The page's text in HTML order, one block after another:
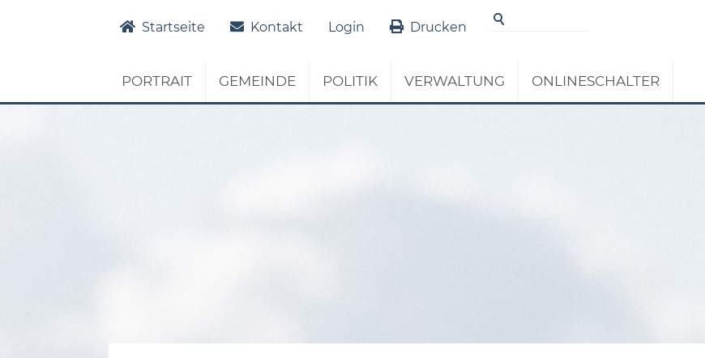
Startseite Kontakt Login Drucken
PORTRAIT GEMEINDE POLITIK VERWALTUNG ONLINESCHALTER
Startseite